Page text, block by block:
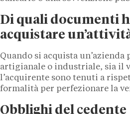
Di quali documenti
acquistare
Quando si acquista un’azienda
artigianale o industriale, sia il
l’acquirente sono tenuti a
formalità per perfezionare la
Obblighi del cedente